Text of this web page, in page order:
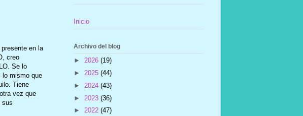
en la
creo
Se lo
lo mismo que
Tiene
vez que
sus
Inicio
Archivo del blog
► 2026 (19)
► 2025 (44)
► 2024 (43)
► 2023 (36)
► 2022 (47)